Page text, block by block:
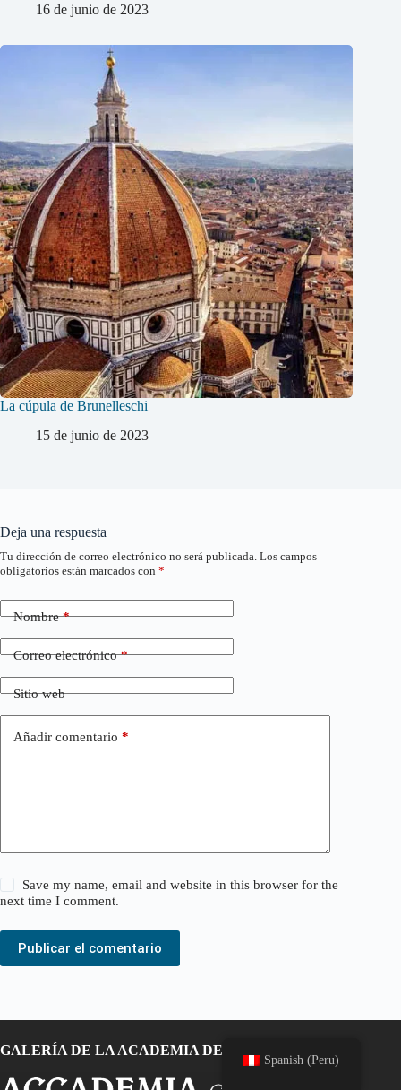
16 de junio de 2023
La cúpula de Brunelleschi
15 de junio de 2023
Deja una respuesta
Tu dirección de correo electrónico no será publicada. Los campos
obligatorios están marcados con *
Nombre*
Correo electrónico*
Sitio web
Añadir comentario *
Save my name, email and website in this browser for the
next time I comment.
Publicar el comentario
GALERÍA DE LA ACADEMIA DE FLORENCIA
Spanish (Peru)